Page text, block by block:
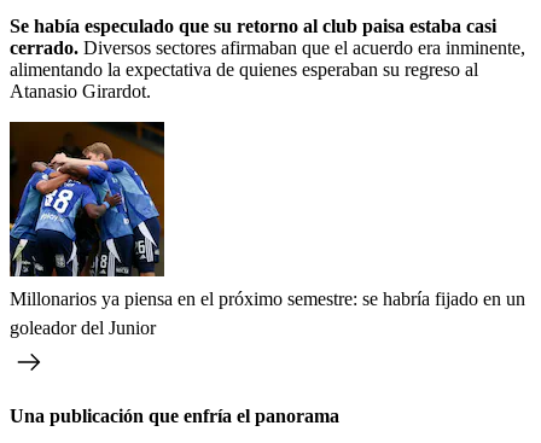
Se había especulado que su retorno al club paisa estaba casi
cerrado. Diversos sectores afirmaban que el acuerdo era inminente,
alimentando la expectativa de quienes esperaban su regreso al
Atanasio Girardot.
Millonarios ya piensa en el próximo semestre: se habría fijado en un
goleador del Junior
Una publicación que enfría el panorama